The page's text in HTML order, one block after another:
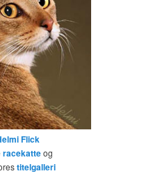
Flick
racekatteog
titelgalleri